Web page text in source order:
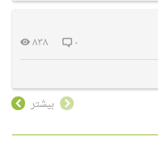
۰
۸۳۸
بیشتر